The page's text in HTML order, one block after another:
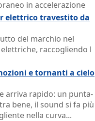
in accelerazione
elettrico travestito da
del marchio nel
raccogliendo l
e tornanti a cielo
arriva rapido: un punta-
bene, il sound si fa più
nella curva...